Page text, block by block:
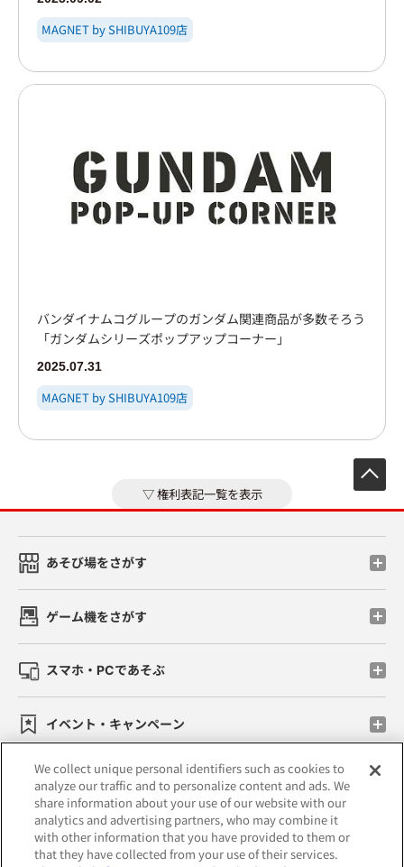
MAGNET by SHIBUYA109店
バンダイナムコグループのガンダム関連商品が多数そろう
「ガンダムシリーズポップアップコーナー」
2025.07.31
MAGNET by SHIBUYA109店
権利表記一覧を表示
あそび場をさがす
ゲーム機をさがす
スマホ・PCであそぶ
イベント・キャンペーン
関連会社 サステナビリティ サイトポリシー
プライバシーポリシー
We collect unique personal identifiers such as cookies to
analyze our traffic and to personalize content and ads. We
share information about your use of our website with our
analytics and advertising partners, who may combine it
with other information that you have provided to them or
that they have collected from your use of their services.